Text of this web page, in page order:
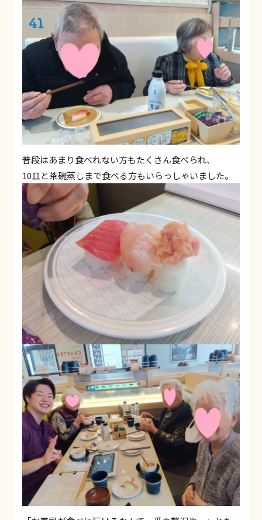
普段はあまり食べれない方もたくさん食べられ、
10皿と茶碗蒸しまで食べる方もいらっしゃいました。